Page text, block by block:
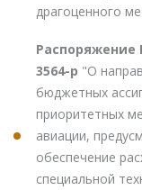
драгоценного
Распоряжение
3564-р "О
бюджетных
приоритетных
авиации,
обеспечение
специальной